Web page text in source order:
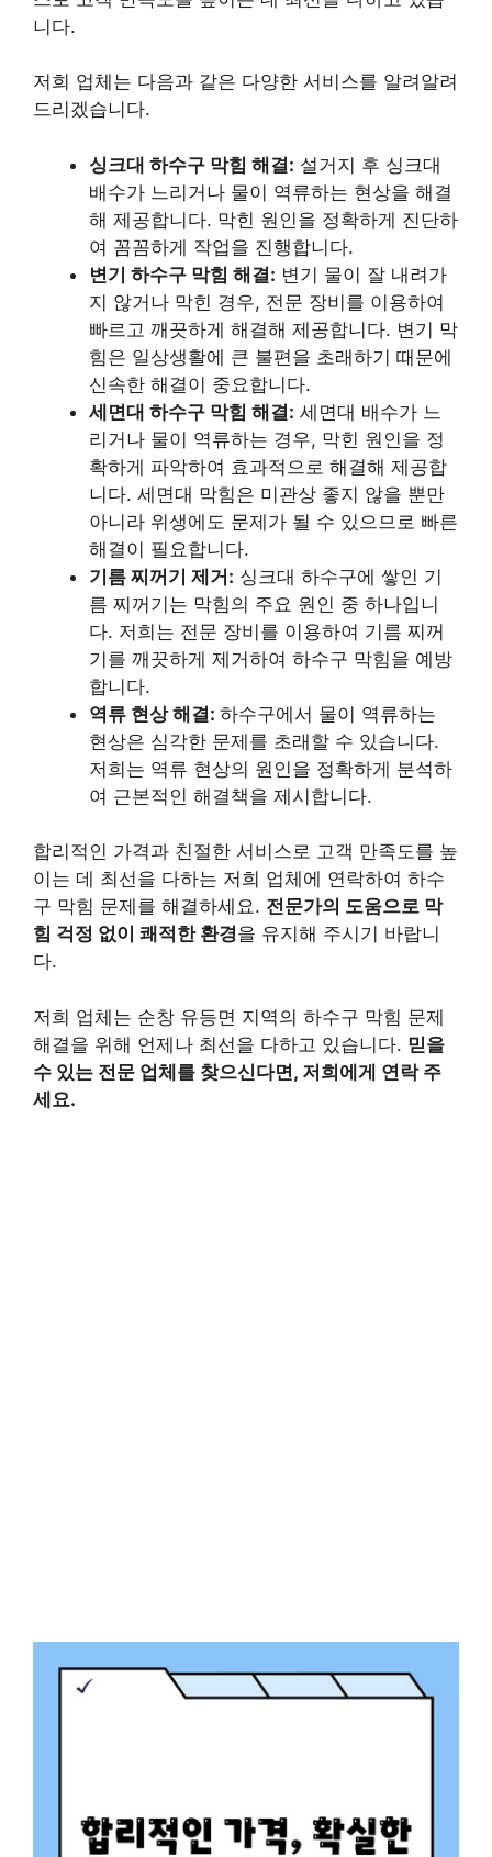
니다.
저희 업체는 다음과 같은 다양한 서비스를 알려알려
드리겠습니다.
싱크대 하수구 막힘 해결: 설거지 후 싱크대
배수가 느리거나 물이 역류하는 현상을 해결
해 제공합니다. 막힌 원인을 정확하게 진단하
여 꼼꼼하게 작업을 진행합니다.
변기 하수구 막힘 해결: 변기 물이 잘 내려가
지 않거나 막힌 경우, 전문 장비를 이용하여
빠르고 깨끗하게 해결해 제공합니다. 변기 막
힘은 일상생활에 큰 불편을 초래하기 때문에
신속한 해결이 중요합니다.
세면대 하수구 막힘 해결: 세면대 배수가 느
리거나 물이 역류하는 경우, 막힌 원인을 정
확하게 파악하여 효과적으로 해결해 제공합
니다. 세면대 막힘은 미관상 좋지 않을 뿐만
아니라 위생에도 문제가 될 수 있으므로 빠른
해결이 필요합니다.
기름 찌꺼기 제거: 싱크대 하수구에 쌓인 기
름 찌꺼기는 막힘의 주요 원인 중 하나입니
다. 저희는 전문 장비를 이용하여 기름 찌꺼
기를 깨끗하게 제거하여 하수구 막힘을 예방
합니다.
역류 현상 해결: 하수구에서 물이 역류하는
현상은 심각한 문제를 초래할 수 있습니다.
저희는 역류 현상의 원인을 정확하게 분석하
여 근본적인 해결책을 제시합니다.
합리적인 가격과 친절한 서비스로 고객 만족도를 높
이는 데 최선을 다하는 저희 업체에 연락하여 하수
구 막힘 문제를 해결하세요. 전문가의 도움으로 막
힘 걱정 없이 쾌적한 환경을 유지해 주시기 바랍니
다.
저희 업체는 순창 유등면 지역의 하수구 막힘 문제
해결을 위해 언제나 최선을 다하고 있습니다. 믿을
수 있는 전문 업체를 찾으신다면, 저희에게 연락 주
세요.